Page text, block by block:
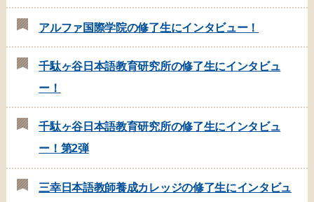
アルファ国際学院の修了生にインタビュー！
千駄ヶ谷日本語教育研究所の修了生にインタビュ
ー！
千駄ヶ谷日本語教育研究所の修了生にインタビュ
ー！第2弾
三幸日本語教師養成カレッジの修了生にインタビュ